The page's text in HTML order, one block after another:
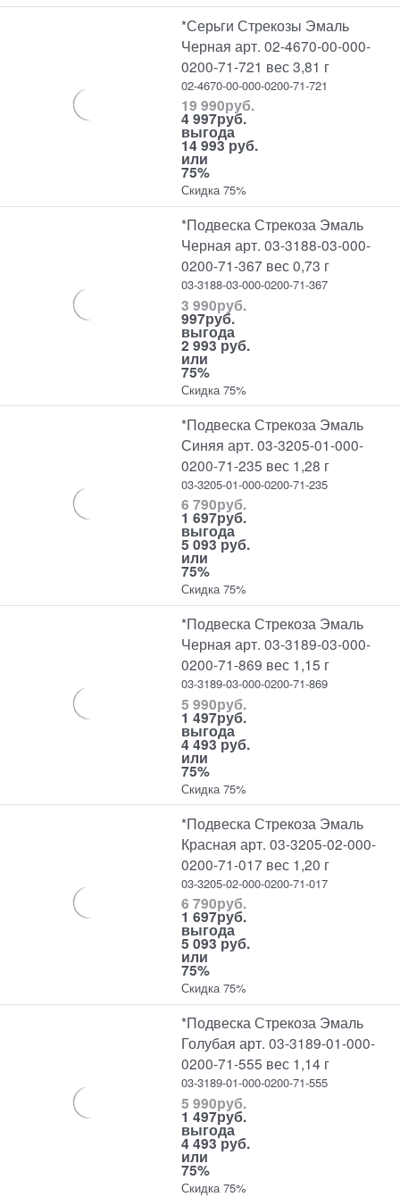
*Серьги Стрекозы Эмаль
Черная арт. 02-4670-00-000-
0200-71-721 вес 3,81 г
02-4670-00-000-0200-71-721
19 990руб.
4 997руб.
выгода
14 993 руб.
или
75%
Скидка 75%
*Подвеска Стрекоза Эмаль
Черная арт. 03-3188-03-000-
0200-71-367 вес 0,73 г
03-3188-03-000-0200-71-367
3 990руб.
997руб.
выгода
2 993 руб.
или
75%
Скидка 75%
*Подвеска Стрекоза Эмаль
Синяя арт. 03-3205-01-000-
0200-71-235 вес 1,28 г
03-3205-01-000-0200-71-235
6 790руб.
1 697руб.
выгода
5 093 руб.
или
75%
Скидка 75%
*Подвеска Стрекоза Эмаль
Черная арт. 03-3189-03-000-
0200-71-869 вес 1,15 г
03-3189-03-000-0200-71-869
5 990руб.
1 497руб.
выгода
4 493 руб.
или
75%
Скидка 75%
*Подвеска Стрекоза Эмаль
Красная арт. 03-3205-02-000-
0200-71-017 вес 1,20 г
03-3205-02-000-0200-71-017
6 790руб.
1 697руб.
выгода
5 093 руб.
или
75%
Скидка 75%
*Подвеска Стрекоза Эмаль
Голубая арт. 03-3189-01-000-
0200-71-555 вес 1,14 г
03-3189-01-000-0200-71-555
5 990руб.
1 497руб.
выгода
4 493 руб.
или
75%
Скидка 75%